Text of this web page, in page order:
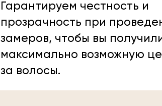
Гарантируем честность и
прозрачность при
замеров, чтобы вы
максимально возможную
за волосы.